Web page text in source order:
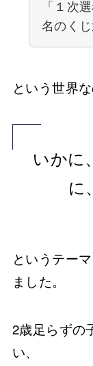
「１次
名のく
という世界な
いかに
に
というテー
ました。
2歳足らずの
い、